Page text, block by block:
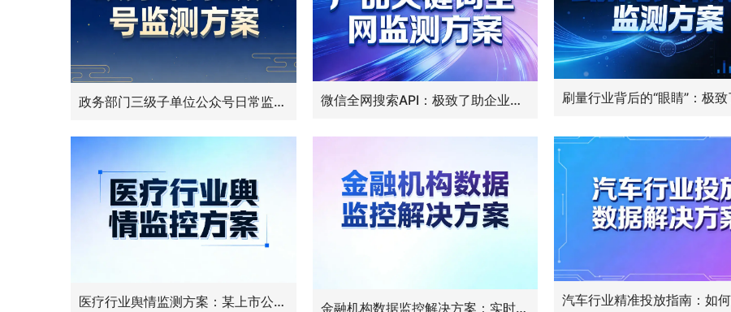
政务部门三级子单位公众号日常监控：标题、阅读数全采集 微信全网搜索API：极致了助企业实时抓取带产品名的公众号文章
医疗行业舆情监测方案：某上市公司用极致了覆盖全网医疗类账号 金融机构数据监控解决方案：实时追踪竞品动态，精准掌握金融行情